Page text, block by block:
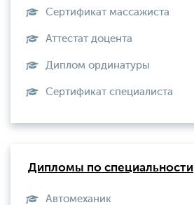
Сертификат массажиста
Аттестат доцента
Диплом ординатуры
Сертификат специалиста
Дипломы по специальности
Автомеханик